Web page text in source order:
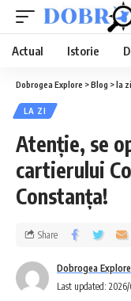
Actual Istorie
Dobrogea Explore >Blog >la zi
LA ZI
Atenție, se
cartierului
Constanța!
Last updated:
Dobrogea Explore
Share